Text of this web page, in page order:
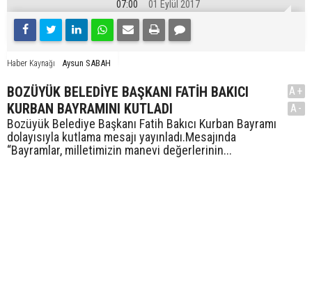
07:00 01 Eylül 2017
Haber Kaynağı Aysun SABAH
BOZÜYÜK BELEDİYE BAŞKANI FATİH BAKICI
KURBAN BAYRAMINI KUTLADI
Bozüyük Belediye Başkanı Fatih Bakıcı Kurban Bayramı
dolayısıyla kutlama mesajı yayınladı.Mesajında
“Bayramlar, milletimizin manevi değerlerinin...
A+
A-